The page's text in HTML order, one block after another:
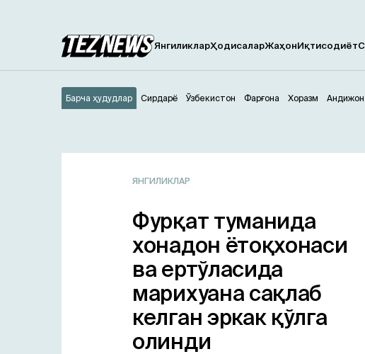
ЯнгиликларҲодисаларЖаҳонИқтисодиёт
Андижон
Барча ҳудудлар Сирдарё Ўзбекистон Фарғона Хоразм
ЯНГИЛИКЛАР
Фурқат туманида
хонадон ётоқхонаси
ва ертўласида
марихуана сақлаб
келган эркак қўлга
олинди